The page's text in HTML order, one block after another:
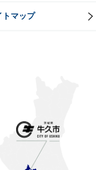
トマップ